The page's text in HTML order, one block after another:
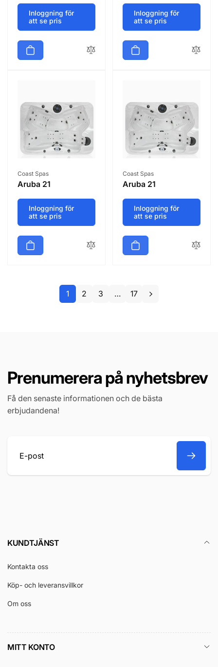
Inloggning för
att se pris
Inloggning för
att se pris
Säljare:
Coast Spas
Aruba 21
Inloggning för
att se pris
Säljare:
Coast Spas
Aruba 21
Inloggning för
att se pris
1 2 3 … 17
Prenumerera på nyhetsbrev
Få den senaste informationen och de bästa
erbjudandena!
E-
KUNDTJÄNST
Kontakta oss
Köp- och leveransvillkor
Om oss
MITT KONTO